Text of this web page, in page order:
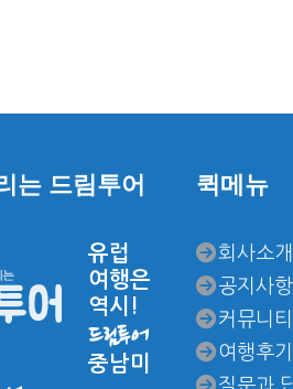
는 드림투어
유럽
여행은
역시!
드림투어
중남미
퀵메뉴
회사소개
공지사항
커뮤니티
여행후기